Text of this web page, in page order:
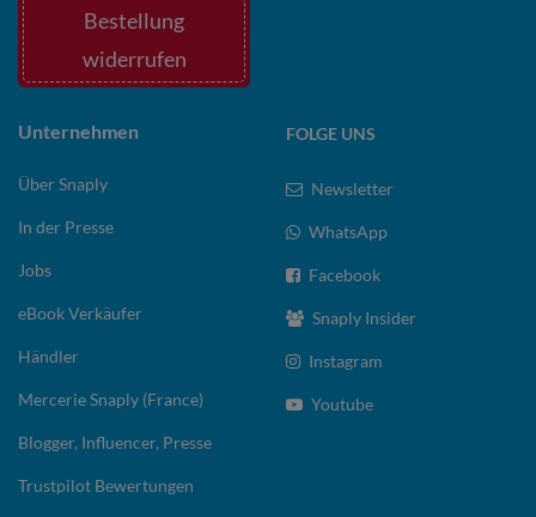
Bestellung
widerrufen
Unternehmen
Über Snaply
In der Presse
Jobs
eBook Verkäufer
Händler
Mercerie Snaply (France)
Blogger, Influencer, Presse
Trustpilot Bewertungen
FOLGE UNS
Newsletter
WhatsApp
Facebook
Snaply Insider
Instagram
Youtube